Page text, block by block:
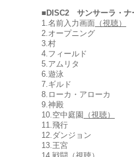
■DISC2 サンサーラ・ナ
1.名前入力画面 （視聴）
2.オープニング
3.村
4.フィールド
5.アムリタ
6.遊泳
7.ギルド
8.ローカ・アローカ
9.神殿
10.空中庭園
（視聴）
11.飛行
12.ダンジョン
13.王宮